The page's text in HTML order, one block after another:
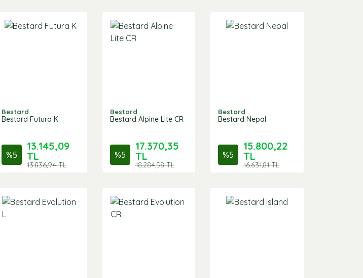
Bestard
Bestard Futura K
%5
13.145,09
TL
13.836,94 TL
Bestard
Bestard Alpine Lite CR
%5
17.370,35
TL
18.284,58 TL
Bestard
Bestard Nepal
%5
15.800,22
TL
16.631,81 TL